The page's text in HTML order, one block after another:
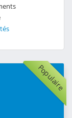
Populaire